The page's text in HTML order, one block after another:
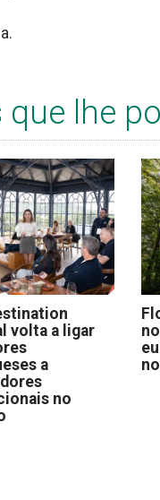
lhe
volta a ligar
a
no